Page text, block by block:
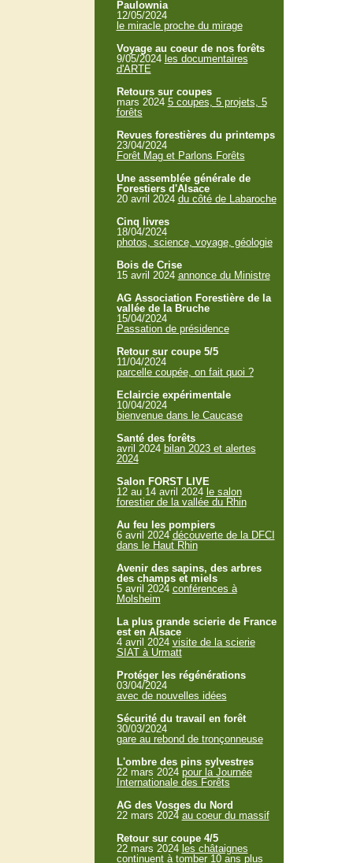
Paulownia
12/05/2024
le miracle proche du mirage
Voyage au coeur de nos forêts
9/05/2024 les documentaires
d'ARTE
Retours sur coupes
mars 2024 5 coupes, 5 projets, 5
forêts
Revues forestières du printemps
23/04/2024
Forêt Mag et Parlons Forêts
Une assemblée générale de
Forestiers d'Alsace
20 avril 2024 du côté de Labaroche
Cinq livres
18/04/2024
photos, science, voyage, géologie
Bois de Crise
15 avril 2024 annonce du Ministre
AG Association Forestière de la
vallée de la Bruche
15/04/2024
Passation de présidence
Retour sur coupe 5/5
11/04/2024
parcelle coupée, on fait quoi ?
Eclaircie expérimentale
10/04/2024
bienvenue dans le Caucase
Santé des forêts
avril 2024 bilan 2023 et alertes
2024
Salon FORST LIVE
12 au 14 avril 2024 le salon
forestier de la vallée du Rhin
Au feu les pompiers
6 avril 2024 découverte de la DFCI
dans le Haut Rhin
Avenir des sapins, des arbres
des champs et miels
5 avril 2024 conférences à
Molsheim
La plus grande scierie de France
est en Alsace
4 avril 2024 visite de la scierie
SIAT à Urmatt
Protéger les régénérations
03/04/2024
avec de nouvelles idées
Sécurité du travail en forêt
30/03/2024
gare au rebond de tronçonneuse
L'ombre des pins sylvestres
22 mars 2024 pour la Journée
Internationale des Forêts
AG des Vosges du Nord
22 mars 2024 au coeur du massif
Retour sur coupe 4/5
22 mars 2024 les châtaignes
continuent à tomber 10 ans plus